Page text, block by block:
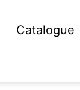
Catalogue